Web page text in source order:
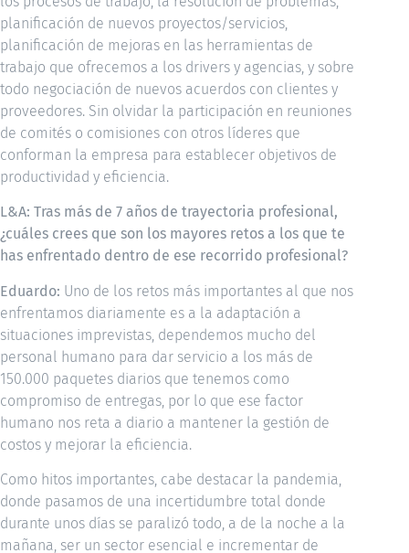
planificación de nuevos proyectos/servicios,
planificación de mejoras en las herramientas de
trabajo que ofrecemos a los drivers y agencias, y sobre
todo negociación de nuevos acuerdos con clientes y
proveedores. Sin olvidar la participación en reuniones
de comités o comisiones con otros líderes que
conforman la empresa para establecer objetivos de
productividad y eficiencia.
L&A: Tras más de 7 años de trayectoria profesional,
¿cuáles crees que son los mayores retos a los que te
has enfrentado dentro de ese recorrido profesional?
Eduardo: Uno de los retos más importantes al que nos
enfrentamos diariamente es a la adaptación a
situaciones imprevistas, dependemos mucho del
personal humano para dar servicio a los más de
150.000 paquetes diarios que tenemos como
compromiso de entregas, por lo que ese factor
humano nos reta a diario a mantener la gestión de
costos y mejorar la eficiencia.
Como hitos importantes, cabe destacar la pandemia,
donde pasamos de una incertidumbre total donde
durante unos días se paralizó todo, a de la noche a la
mañana, ser un sector esencial e incrementar de